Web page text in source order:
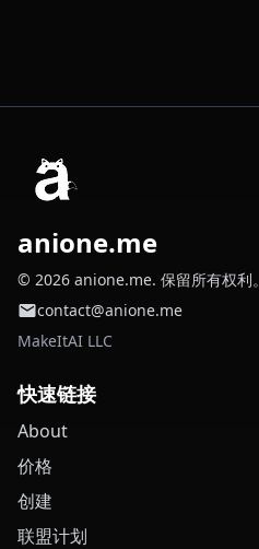
anione.me
© 2026 anione.me. 保留所有权利。
contact@anione.me
MakeItAI LLC
快速链接
About
价格
创建
联盟计划